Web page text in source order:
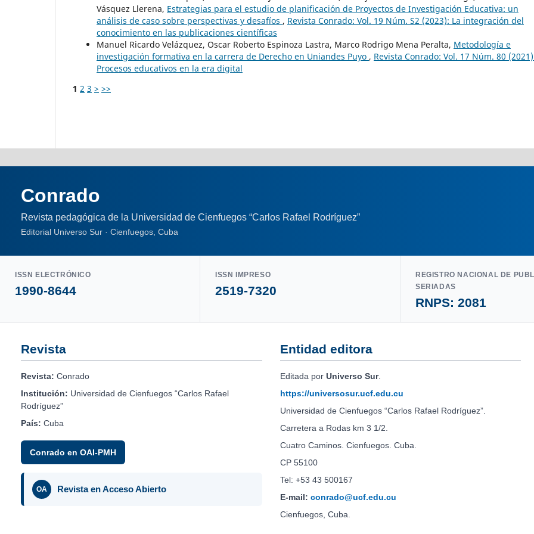
Vásquez Llerena, Estrategias para el estudio de planificación de Proyectos de Investigación Educativa: un
análisis de caso sobre perspectivas y desafíos , Revista Conrado: Vol. 19 Núm. S2 (2023): La integración del
conocimiento en las publicaciones científicas
Manuel Ricardo Velázquez, Oscar Roberto Espinoza Lastra, Marco Rodrigo Mena Peralta, Metodología e
investigación formativa en la carrera de Derecho en Uniandes Puyo , Revista Conrado: Vol. 17 Núm. 80
Procesos educativos en la era digital
1 2 3 > >>
Conrado
Revista pedagógica de la Universidad de Cienfuegos “Carlos Rafael Rodríguez”
Editorial Universo Sur · Cienfuegos, Cuba
ISSN ELECTRÓNICO
1990-8644
ISSN IMPRESO
2519-7320
REGISTRO NACIONAL DE
SERIADAS
RNPS: 2081
Revista
Revista: Conrado
Institución: Universidad de Cienfuegos “Carlos Rafael
Rodríguez”
País: Cuba
Conrado en OAI-PMH
OA Revista en Acceso Abierto
Entidad editora
Editada por Universo Sur.
https://universosur.ucf.edu.cu
Universidad de Cienfuegos “Carlos Rafael Rodríguez”.
Carretera a Rodas km 3 1/2.
Cuatro Caminos. Cienfuegos. Cuba.
CP 55100
Tel: +53 43 500167
E-mail: conrado@ucf.edu.cu
Cienfuegos, Cuba.